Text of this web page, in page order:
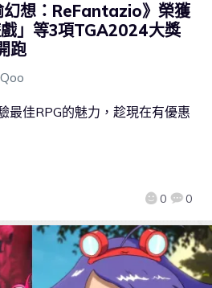
幻想：ReFantazio》榮獲
戲」等3項TGA2024大獎
跑
0 0
最佳RPG的魅力，趁現在有優惠